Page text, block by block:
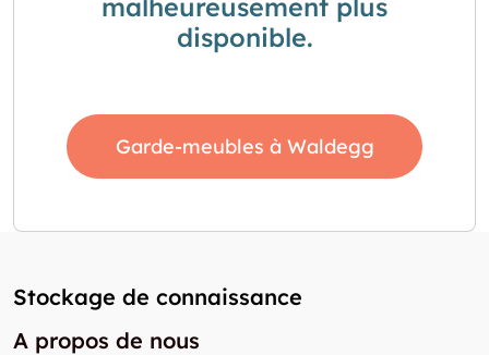
malheureusement plus
disponible.
Garde-meubles à Waldegg
Stockage de connaissance
A propos de nous